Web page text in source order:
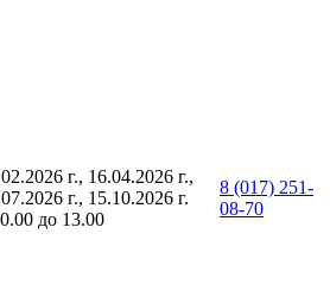
г., 16.04.2026 г.,
г., 15.10.2026 г.
до 13.00
8 (017) 251-
08-70